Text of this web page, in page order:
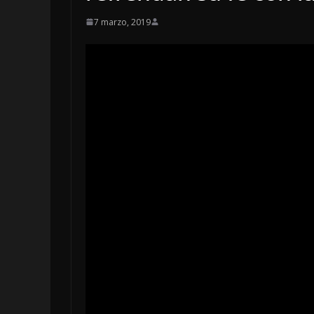
7 marzo, 2019